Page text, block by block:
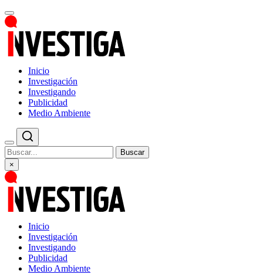
Inicio
Investigación
Investigando
Publicidad
Medio Ambiente
Buscar
×
Inicio
Investigación
Investigando
Publicidad
Medio Ambiente